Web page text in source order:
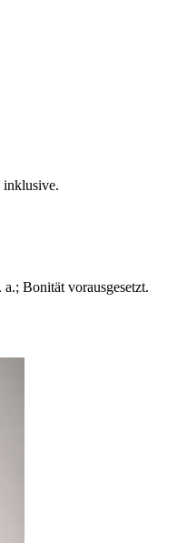
inklusive.
Bonität vorausgesetzt.